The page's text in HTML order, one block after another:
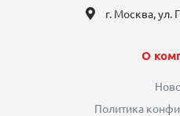
г. Москва, ул.
О
Политика